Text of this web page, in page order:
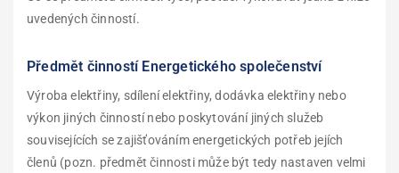
uvedených činností.
Předmět činností Energetického společenství
Výroba elektřiny, sdílení elektřiny, dodávka elektřiny nebo
výkon jiných činností nebo poskytování jiných služeb
souvisejících se zajišťováním energetických potřeb jejích
členů (pozn. předmět činnosti může být tedy nastaven velmi